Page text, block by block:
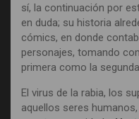
sí, la continuación por
en duda; su historia
cómics, en donde
personajes, tomando
primera como la
El virus de la rabia, los
aquellos seres